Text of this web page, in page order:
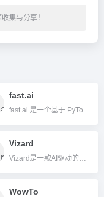
集与分享！
fast.ai
Vizard
WowTo